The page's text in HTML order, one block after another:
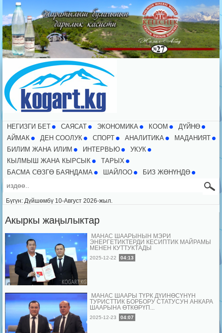
НЕГИЗГИ БЕТ CАЯСАТ ЭКОНОМИКА КООМ
ДҮЙНӨ
АЙМАК
ДЕН СООЛУК СПОРТ АНАЛИТИКА
МАДАНИЯТ
БИЛИМ ЖАНА ИЛИМ
ИНТЕРВЬЮ
УКУК
КЫЛМЫШ ЖАНА КЫРСЫК
ТАРЫХ
БАСМА СӨЗГӨ БАЯНДАМА
ШАЙЛОО БИЗ ЖӨНҮНДӨ
Бүгүн: Дүйшөмбү 10-Август 2026-жыл.
Акыркы жаңылыктар
МАНАС ШААРЫНЫН МЭРИ
ЭНЕРГЕТИКТЕРДИ КЕСИПТИК МАЙРАМЫ
МЕНЕН КУТТУКТАДЫ
2025-12-22 04:13
МАНАС ШААРЫ ТҮРК ДҮЙНӨСҮНҮН
ТУРИСТТИК БОРБОРУ СТАТУСУН АНКАРА
ШААРЫНА ӨТКӨРҮП...
2025-12-23 04:07